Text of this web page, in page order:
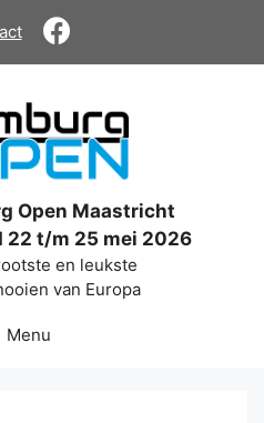
Open Maastricht
22 t/m 25 mei 2026
en leukste
van Europa
Menu